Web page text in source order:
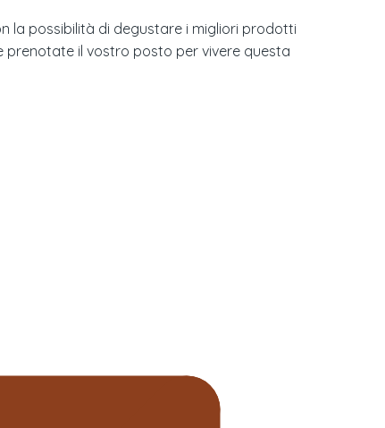
la possibilità di degustare i migliori prodotti
prenotate il vostro posto per vivere questa